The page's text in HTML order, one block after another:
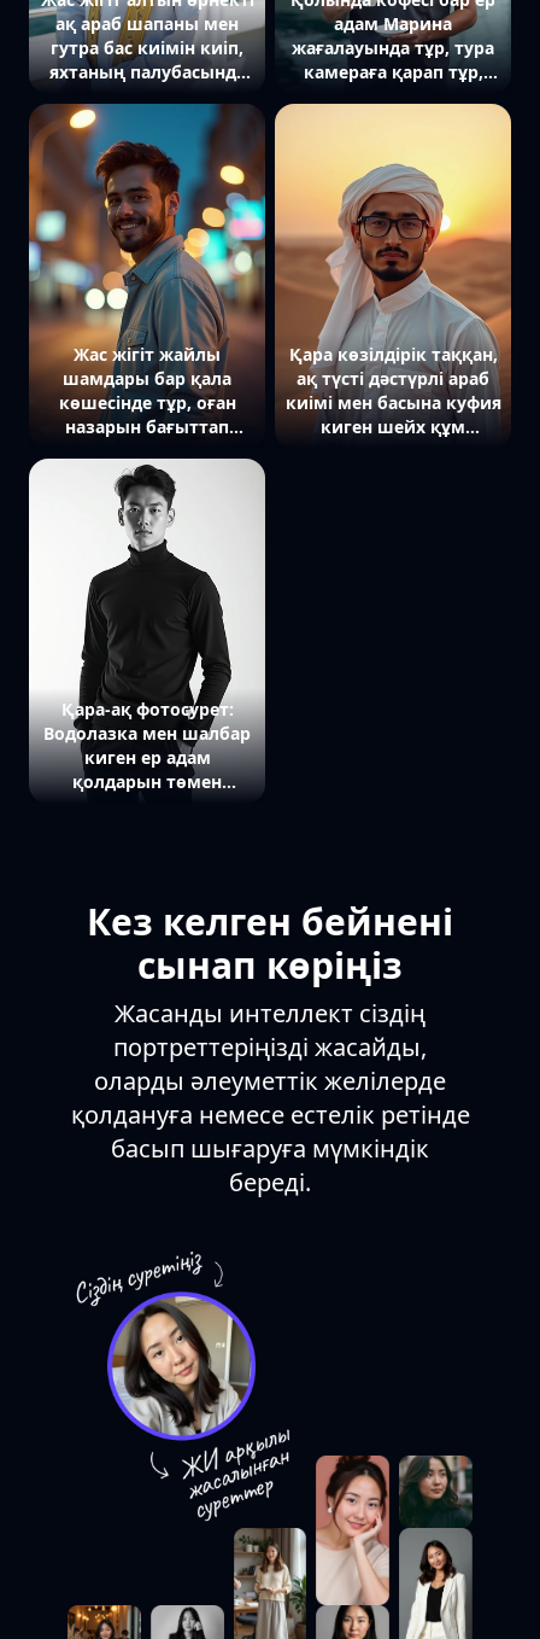
ақ араб шапаны мен
гутра бас киімін киіп,
яхтаның палубасында
биік ғимараттары
көрінеді, көзі тура
камераға бағытталған,
жүзі байсалды әрі
сенімді.
адам Марина
жағалауында тұр, тура
камераға қарап тұр,
Жас жігіт жайлы
шамдары бар қала
көшесінде тұр, оған
назарын бағыттап
қарауда. Жеңіл көйлек
пен спорттық аяқ киім
киіп, заманауи
атмосфераны білдіреді.
Артқы фонды полароид
фотосуретінің жұмсақ
түстері безендіріп тұр.
Қара көзілдірік таққан,
ақ түсті дәстүрлі араб
киімі мен басына куфия
киген шейх құм
Қара-ақ фотосурет:
Водолазка мен шалбар
киген ер адам
қолдарын төмен
Кез келген бейнені
сынап көріңіз
Жасанды интеллект сіздің
портреттеріңізді жасайды,
оларды әлеуметтік желілерде
қолдануға немесе естелік ретінде
басып шығаруға мүмкіндік
береді.